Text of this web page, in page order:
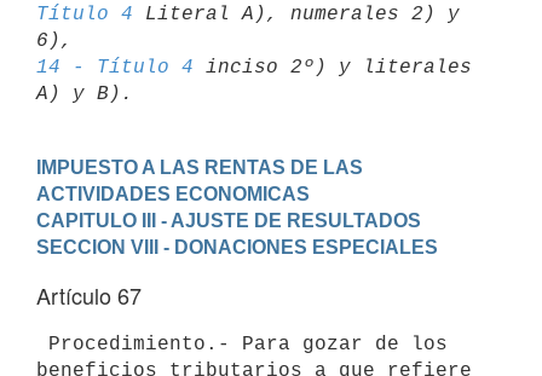
Título 4 Literal A), numerales 2) y
14 - Título 4 inciso 2º) y literales
IMPUESTO A LAS RENTAS DE LAS
ACTIVIDADES ECONOMICAS
CAPITULO III - AJUSTE DE RESULTADOS
SECCION VIII - DONACIONES ESPECIALES
Artículo 67
beneficios tributarios a que refiere